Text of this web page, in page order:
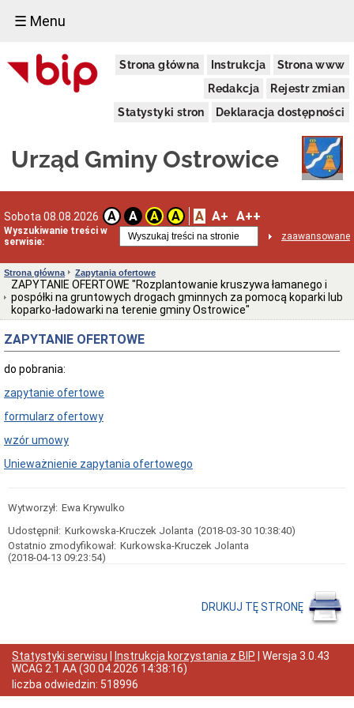
☰ Menu
Strona główna Instrukcja
Strona www
Redakcja
Rejestr zmian
Statystyki stron
Deklaracja dostępności
Urząd Gminy Ostrowice
Sobota 08.08.2026 A A A A A A+ A++
Wyszukiwanie treści w
serwisie:
zaawansowane
Urząd
Gminy
Dane
Dni
interesantów
w
sprawach
i
wniosków
Regulamin
Organizacyjny
Klauzula
informacyjna
Statut
Gminy
Poradnik
(jak
załatwić?)
Informacja
niesłyszących
ludności
Urząd
Stanu
Komunalna
Mieszkania
Nieruchomości
Ochrona
Strona główna Zapytania ofertowe
ZAPYTANIE OFERTOWE "Rozplantowanie kruszywa łamanego i
pospółki na gruntowych drogach gminnych za pomocą koparki lub
koparko-ładowarki na terenie gminy Ostrowice"
ZAPYTANIE OFERTOWE
do pobrania:
zapytanie ofertowe
formularz ofertowy
wzór umowy
Unieważnienie zapytania ofertowego
Wytworzył: Ewa Krywulko
Udostępnił: Kurkowska-Kruczek Jolanta (2018-03-30 10:38:40)
Ostatnio zmodyfikował: Kurkowska-Kruczek Jolanta
(2018-04-13 09:23:54)
DRUKUJ TĘ STRONĘ
Statystyki serwisu Instrukcja korzystania z BIP | Wersja 3.0.43
WCAG 2.1 AA(30.04.2026 14:38:16)
liczba odwiedzin: 518996